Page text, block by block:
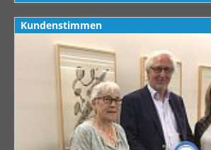
Kundenstimmen